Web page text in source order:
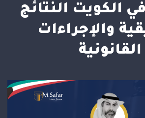
الكويت النتائج
والإجراءات
القانونية